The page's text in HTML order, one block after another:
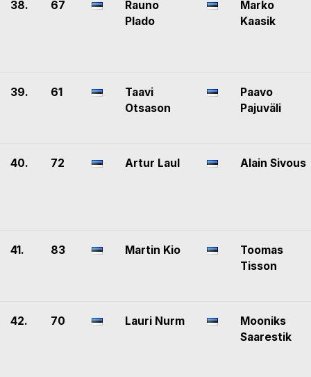
38. 67
Rauno
Plado
Marko
Kaasik
39. 61
Taavi
Otsason
Paavo
Pajuväli
40. 72 Artur Laul Alain Sivous
41. 83 Martin Kio
Toomas
Tisson
42. 70 Lauri Nurm
Mooniks
Saarestik